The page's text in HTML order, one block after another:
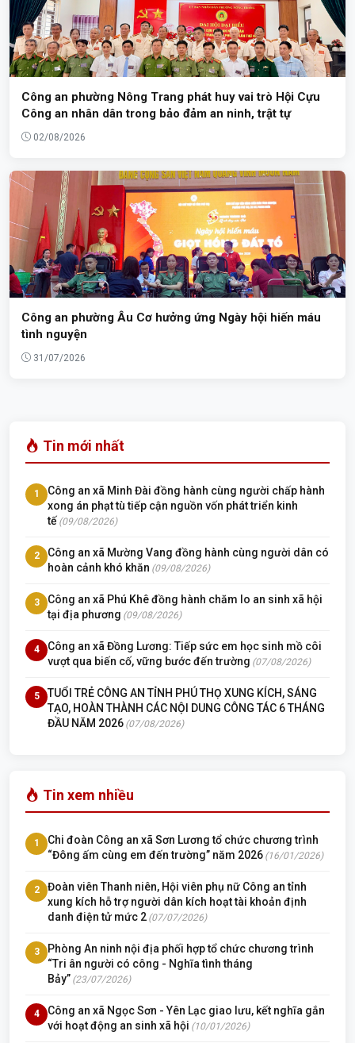
Công an phường Nông Trang phát huy vai trò Hội Cựu
Công an nhân dân trong bảo đảm an ninh, trật tự
02/08/2026
Công an phường Âu Cơ hưởng ứng Ngày hội hiến máu
tình nguyện
31/07/2026
Tin mới nhất
1
Công an xã Minh Đài đồng hành cùng người chấp hành
xong án phạt tù tiếp cận nguồn vốn phát triển kinh
tế (09/08/2026)
2
Công an xã Mường Vang đồng hành cùng người dân có
hoàn cảnh khó khăn (09/08/2026)
3
Công an xã Phú Khê đồng hành chăm lo an sinh xã hội
tại địa phương (09/08/2026)
4
Công an xã Đồng Lương: Tiếp sức em học sinh mồ côi
vượt qua biến cố, vững bước đến trường (07/08/2026)
5
TUỔI TRẺ CÔNG AN TỈNH PHÚ THỌ XUNG KÍCH, SÁNG
TẠO, HOÀN THÀNH CÁC NỘI DUNG CÔNG TÁC 6 THÁNG
ĐẦU NĂM 2026 (07/08/2026)
Tin xem nhiều
1
Chi đoàn Công an xã Sơn Lương tổ chức chương trình
“Đông ấm cùng em đến trường” năm 2026 (16/01/2026)
2
Đoàn viên Thanh niên, Hội viên phụ nữ Công an tỉnh
xung kích hỗ trợ người dân kích hoạt tài khoản định
danh điện tử mức 2 (07/07/2026)
3
Phòng An ninh nội địa phối hợp tổ chức chương trình
“Tri ân người có công - Nghĩa tình tháng
Bảy” (23/07/2026)
4
Công an xã Ngọc Sơn - Yên Lạc giao lưu, kết nghĩa gắn
với hoạt động an sinh xã hội (10/01/2026)